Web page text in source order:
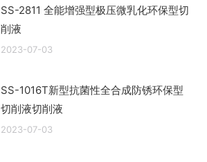
SS-2811 全能增强型极压微乳化环保型切
削液
2023-07-03
SS-1016T新型抗菌性全合成防锈环保型
切削液切削液
2023-07-03